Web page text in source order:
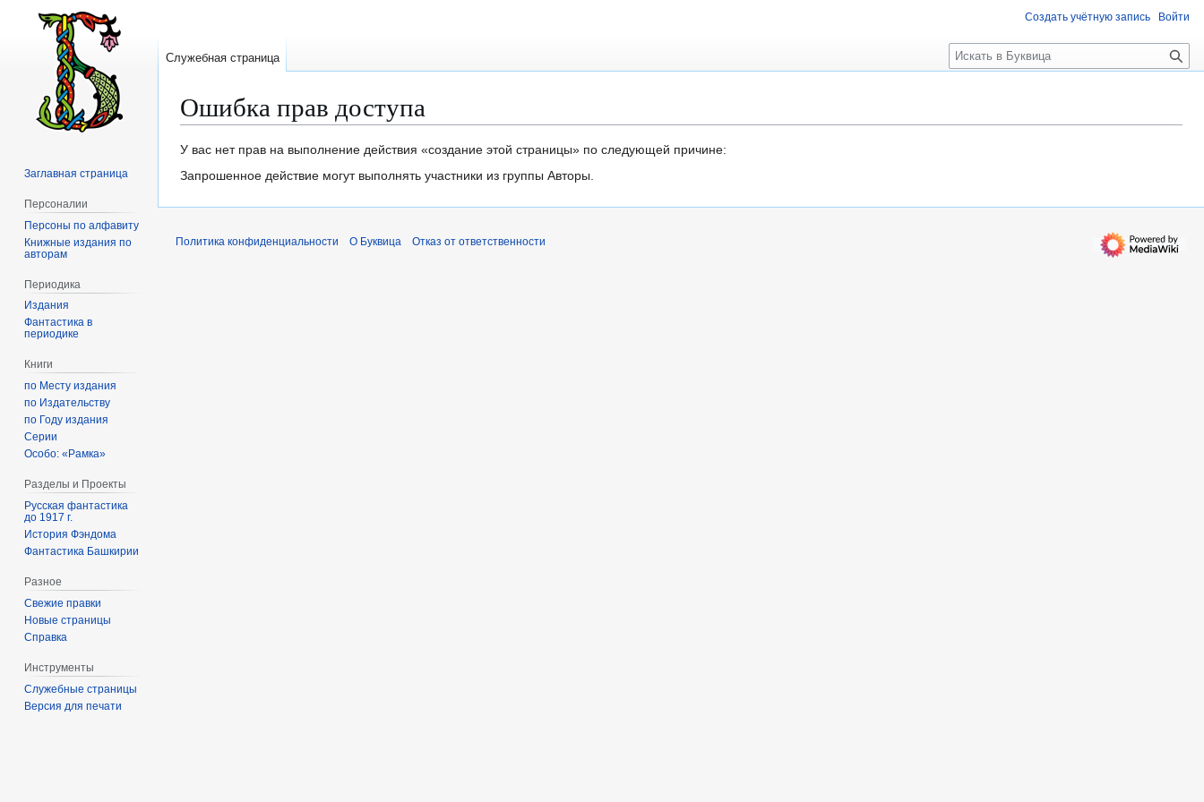
Ошибка прав доступа
Перейти
к
Перейти
к
У вас нет прав на выполнение действия «создание этой страницы» по следующей причине:
Запрошенное действие могут выполнять участники из группы Авторы.
Создать учётную запись Войти
Служебная страница
П
о
к
Заглавная страница
Персоналии
Персоны по алфавиту
Книжные издания по
авторам
Периодика
Издания
Фантастика в
периодике
Книги
по Месту издания
по Издательству
по Году издания
Серии
Особо: «Рамка»
Разделы и Проекты
Русская фантастика
до 1917 г.
История Фэндома
Фантастика Башкирии
Разное
Свежие правки
Новые страницы
Справка
Инструменты
Служебные страницы
Версия для печати
Политика конфиденциальности О Буквица Отказ от ответственности